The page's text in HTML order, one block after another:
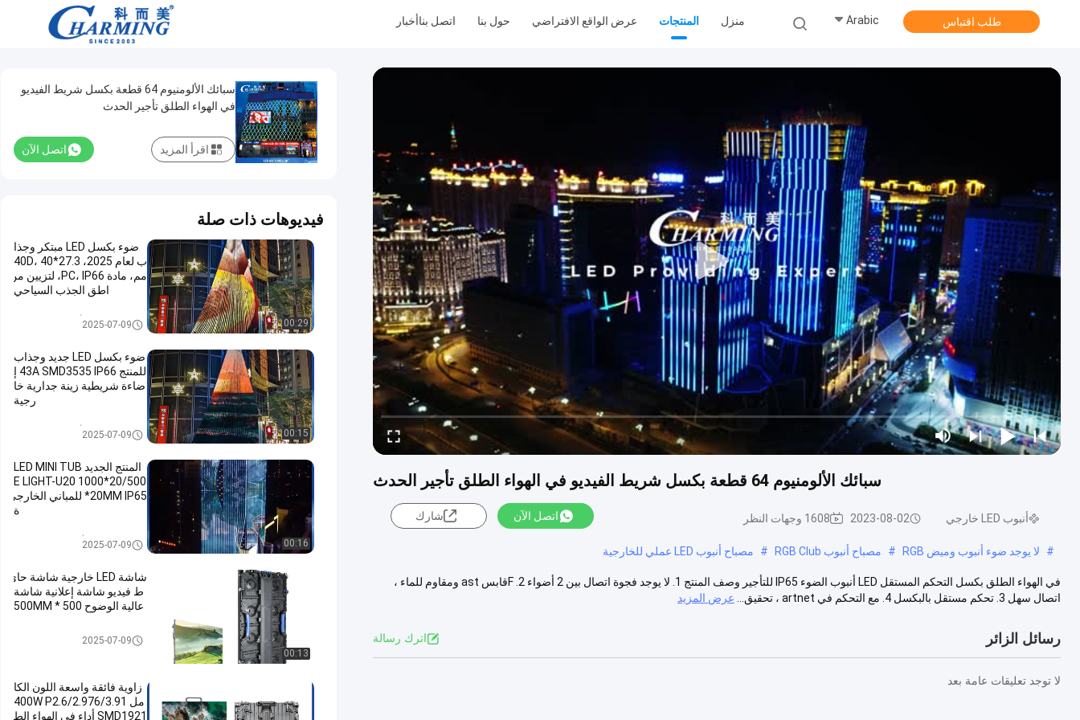
منزل المنتجات عرض الواقع الافتراضي حول بنا اتصل بناأخبار Arabic طلب اقتباس
سبائك الألومنيوم 64 قطعة بكسل شريط الفيديو في الهواء الطلق تأجير الحدث
أنبوب LED خارجي 2023-08-02 1608 وجهات النظر اتصل الآن شارك
# لا يوجد ضوء أنبوب وميض RGB # مصباح أنبوب RGB Club # مصباح أنبوب LED عملي للخارجية
في الهواء الطلق بكسل التحكم المستقل LED أنبوب الضوء IP65 للتأجير وصف المنتج 1. لا يوجد فجوة اتصال بين 2 أضواء 2. Fقابس ast ومقاوم للماء ،
اتصال سهل 3. تحكم مستقل بالبكسل 4. مع التحكم في artnet ، تحقيق...
عرض المزيد
رسائل الزائر اترك رسالة
لا توجد تعليقات عامة بعد
سبائك الألومنيوم 64 قطعة بكسل شريط الفيديو
في الهواء الطلق تأجير الحدث
اتصل الآن اقرأ المزيد
فيديوهات ذات صلة
00:29
ضوء بكسل LED مبتكر وجذا
ب لعام 2025، 40D، 40*27.3
مم، مادة PC، IP66، لتزيين من
اطق الجذب السياحي
2025-07-09
00:15
ضوء بكسل LED جديد وجذاب
للمنتج 43A SMD3535 IP66 إ
ضاءة شريطية زينة جدارية خا
رجية
2025-07-09
00:16
المنتج الجديد LED MINI TUB
E LIGHT-U20 1000*20/500
*20MM IP65 للمباني الخارجي
ة
أنبوب LED خارجي2025-07-09
00:13
شاشة LED خارجية شاشة حائ
ط فيديو شاشة إعلانية شاشة
عالية الوضوح 500 * 500MM
شاشة عرض فيديو LED2025-07-09
زاوية فائقة واسعة اللون الكا
مل 400W P2.6/2.976/3.91
SMD1921 أداء في الهواء الط